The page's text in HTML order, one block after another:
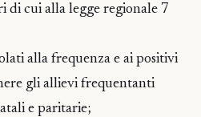
di cui alla legge regionale 7
alla frequenza e ai positivi
gli allievi frequentanti
e paritarie;